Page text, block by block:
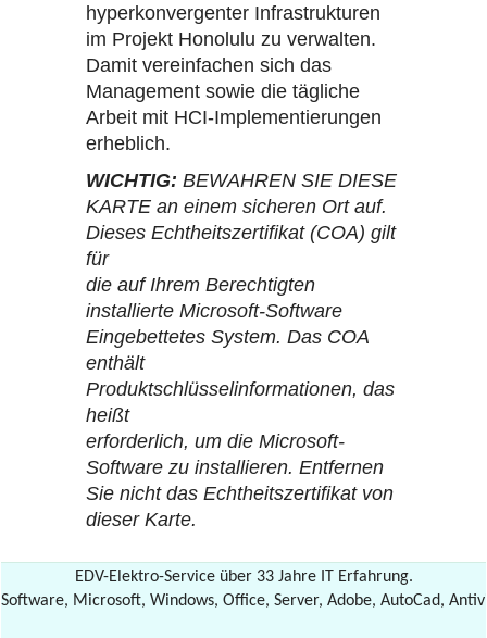
hyperkonvergenter Infrastrukturen
im Projekt Honolulu zu verwalten.
Damit vereinfachen sich das
Management sowie die tägliche
Arbeit mit HCI-Implementierungen
erheblich.
WICHTIG: BEWAHREN SIE DIESE
KARTE an einem sicheren Ort auf.
Dieses Echtheitszertifikat (COA) gilt
für
die auf Ihrem Berechtigten
installierte Microsoft-Software
Eingebettetes System. Das COA
enthält
Produktschlüsselinformationen, das
heißt
erforderlich, um die Microsoft-
Software zu installieren. Entfernen
Sie nicht das Echtheitszertifikat von
dieser Karte.
EDV-Elektro-Service über 33 Jahre IT Erfahrung.
Software, Microsoft, Windows, Office, Server, Adobe, AutoCad,